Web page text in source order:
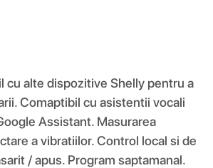
cu alte dispozitive Shelly pentru a
Comaptibil cu asistentii vocali
Assistant. Masurarea
a vibratiilor. Control local si de
/ apus. Program saptamanal.